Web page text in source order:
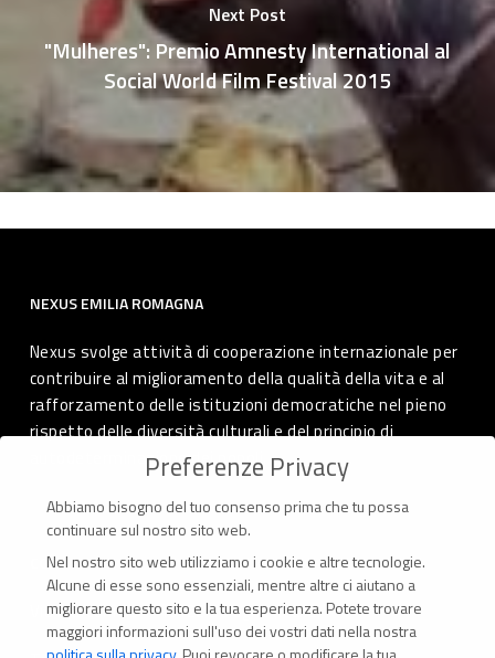
Next Post
"Mulheres": Premio Amnesty International al
Social World Film Festival 2015
NEXUS EMILIA ROMAGNA
Nexus svolge attività di cooperazione internazionale per
contribuire al miglioramento della qualità della vita e al
rafforzamento delle istituzioni democratiche nel pieno
rispetto delle diversità culturali e del principio di
autodeterminazione dei popoli.
CONTATTI
Via Marconi 69 – 40122 Bologna (Italia)
Preferenze Privacy
Abbiamo bisogno del tuo consenso prima che tu possa
continuare sul nostro sito web.
Nel nostro sito web utilizziamo i cookie e altre tecnologie.
Alcune di esse sono essenziali, mentre altre ci aiutano a
migliorare questo sito e la tua esperienza. Potete trovare
maggiori informazioni sull'uso dei vostri dati nella nostra